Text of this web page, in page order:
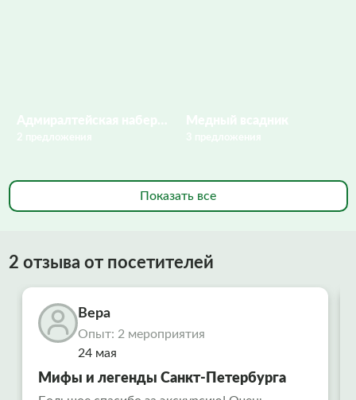
Показать все
2 отзыва от посетителей
Вера
Опыт: 2 мероприятия
24 мая
Мифы и легенды Санкт-Петербурга